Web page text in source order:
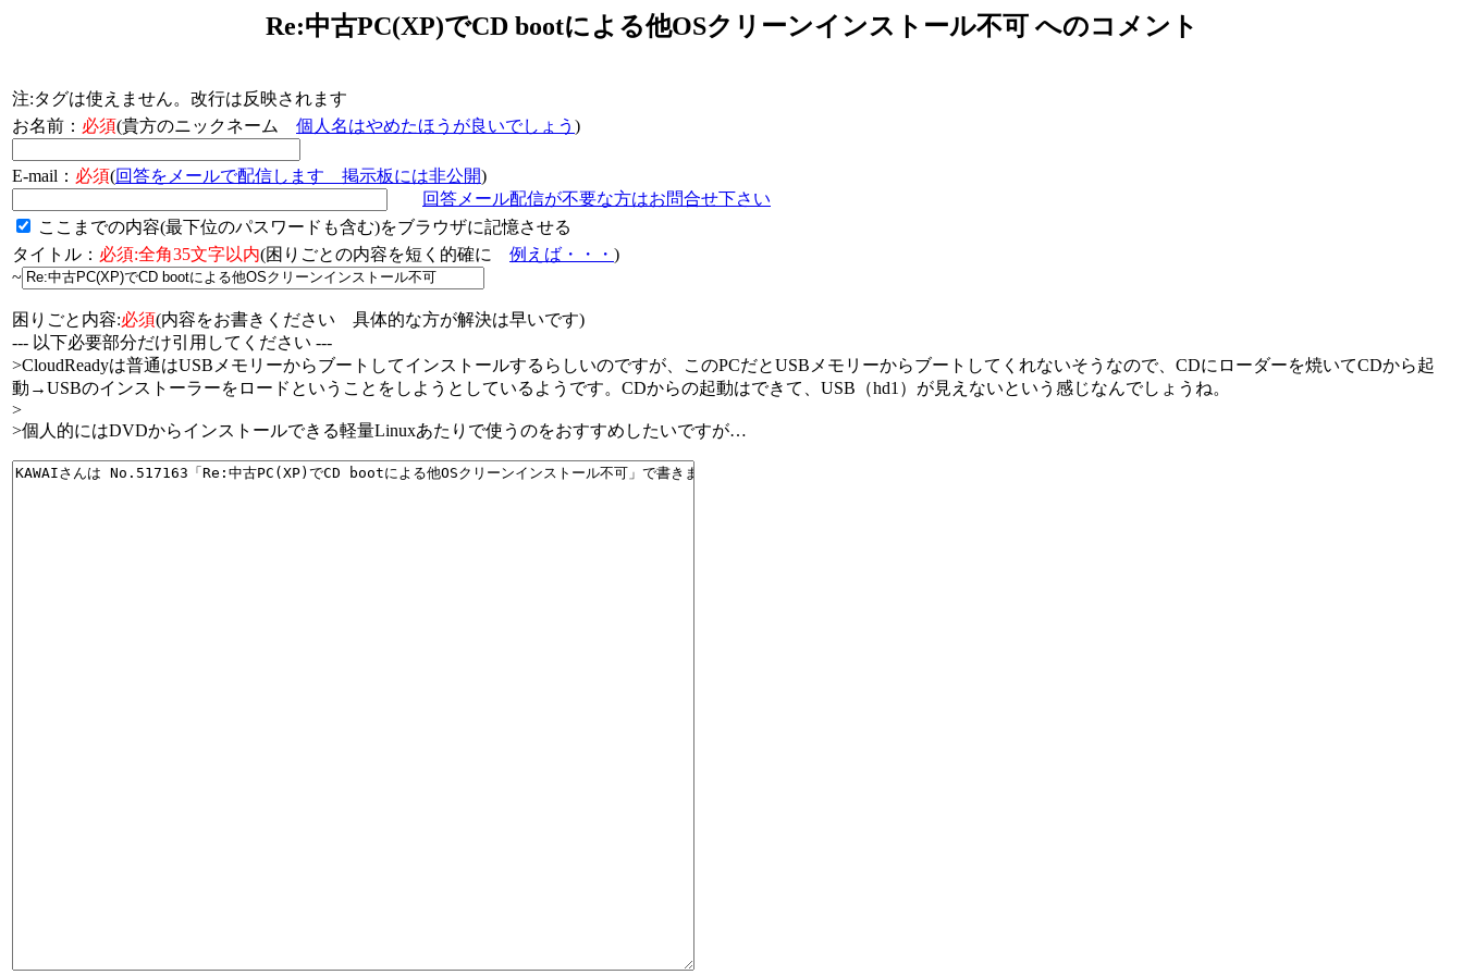
Re:中古PC(XP)でCD bootによる他OSクリーンインストール不可 へのコメント
注:タグは使えません。改行は反映されます
お名前： 必須(貴方のニックネーム 個人名はやめたほうが良いでしょう )
E-mail： 必須(回答をメールで配信します 掲示板には非公開)
回答メール配信が不要な方はお問合せ下さい
ここまでの内容(最下位のパスワードも含む)をブラウザに記憶させる
タイトル： 必須:全角35文字以内(困りごとの内容を短く的確に 例えば・・・ )
~
困りごと内容:必須(内容をお書きください 具体的な方が解決は早いです)
--- 以下必要部分だけ引用してください ---
>CloudReadyは普通はUSBメモリーからブートしてインストールするらしいのですが、このPCだとUSBメモリーからブートしてくれないそうなので、CDにローダーを焼いてCDから起
動→USBのインストーラーをロードということをしようとしているようです。CDからの起動はできて、USB（hd1）が見えないという感じなんでしょうね。
>
>個人的にはDVDからインストールできる軽量Linuxあたりで使うのをおすすめしたいですが…